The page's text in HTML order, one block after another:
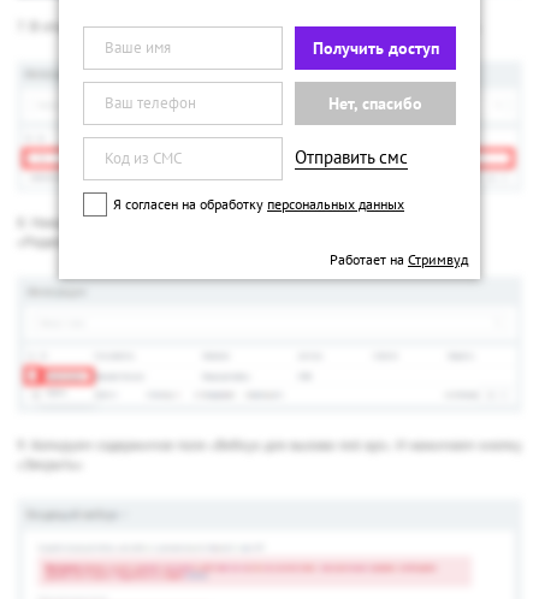
7. В открывшемся окне должен появиться ваш ранее сохраненный вебхук.
8. Нажимаем на значок «бургер (три полосочки)» и выбираем пункт
«Редактировать»
9. Копируем содержимое поля «Вебхук для вызова rest api». И нажимаем кнопку
«Закрыть»
Получить доступ
Нет, спасибо
Отправить смс
Я согласен на обработку персональных данных
Работает на Стримвуд